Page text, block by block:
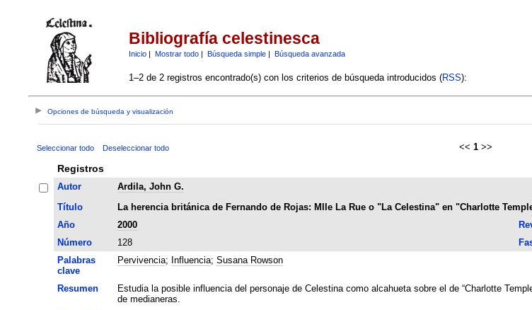
Bibliografía celestinesca
Inicio| Mostrar todo| Búsqueda simple| Búsqueda avanzada
1–2 de 2 registros encontrado(s) con los criterios de búsqueda introducidos (RSS):
Opciones de búsqueda y visualización
Seleccionar todo Deseleccionar todo << 1 >>
Registros
Autor
Ardila, John G.
Título
La herencia británica de Fernando de Rojas: Mlle La Rue o "La Celestina" en "Charlotte
Año
2000
Número
128
Palabras
clave
Pervivencia; Influencia; Susana Rowson
Resumen
Estudia la posible influencia del personaje de Celestina como alcahueta sobre el de “Charlotte
de medianeras.